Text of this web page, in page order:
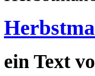
ein Text